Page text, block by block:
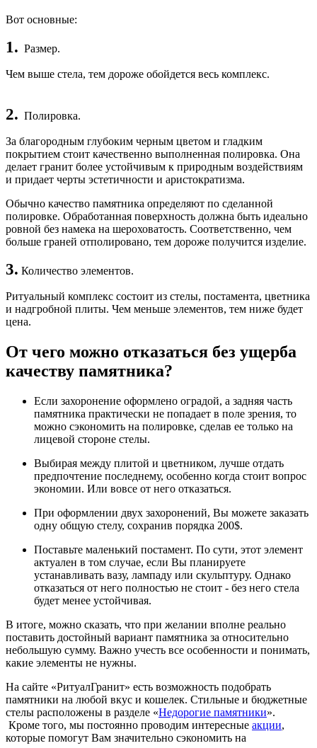
Вот основные:
1. Размер.
Чем выше стела, тем дороже обойдется весь комплекс.
2. Полировка.
За благородным глубоким черным цветом и гладким
покрытием стоит качественно выполненная полировка. Она
делает гранит более устойчивым к природным воздействиям
и придает черты эстетичности и аристократизма.
Обычно качество памятника определяют по сделанной
полировке. Обработанная поверхность должна быть идеально
ровной без намека на шероховатость. Соответственно, чем
больше граней отполировано, тем дороже получится изделие.
3. Количество элементов.
Ритуальный комплекс состоит из стелы, постамента, цветника
и надгробной плиты. Чем меньше элементов, тем ниже будет
цена.
От чего можно отказаться без ущерба
качеству памятника?
Если захоронение оформлено оградой, а задняя часть
памятника практически не попадает в поле зрения, то
можно сэкономить на полировке, сделав ее только на
лицевой стороне стелы.
Выбирая между плитой и цветником, лучше отдать
предпочтение последнему, особенно когда стоит вопрос
экономии. Или вовсе от него отказаться.
При оформлении двух захоронений, Вы можете заказать
одну общую стелу, сохранив порядка 200$.
Поставьте маленький постамент. По сути, этот элемент
актуален в том случае, если Вы планируете
устанавливать вазу, лампаду или скульптуру. Однако
отказаться от него полностью не стоит - без него стела
будет менее устойчивая.
В итоге, можно сказать, что при желании вполне реально
поставить достойный вариант памятника за относительно
небольшую сумму. Важно учесть все особенности и понимать,
какие элементы не нужны.
На сайте «РитуалГранит» есть возможность подобрать
памятники на любой вкус и кошелек. Стильные и бюджетные
стелы расположены в разделе «Недорогие памятники».
Кроме того, мы постоянно проводим интересные акции,
которые помогут Вам значительно сэкономить на